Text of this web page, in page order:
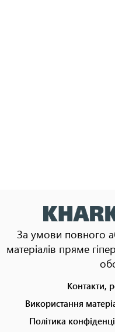
За умови повного
матеріалів пряме
menu
Контакти,
Використання
Політика